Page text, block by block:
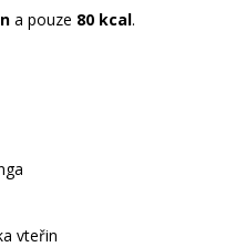
a pouze 80 kcal.
vteřin